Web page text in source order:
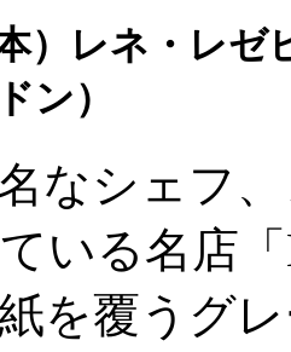
）レネ・レ
ン）
なシェフ
いる名店
を覆うグ